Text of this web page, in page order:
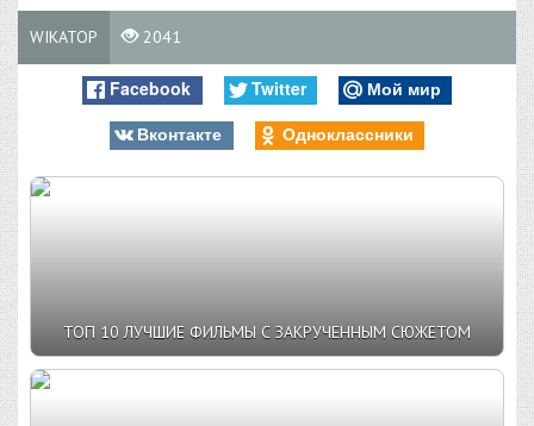
WIKATOP 2041
Facebook Twitter
Мой мир
Вконтакте
Одноклассники
ТОП 10 ЛУЧШИЕ ФИЛЬМЫ С ЗАКРУЧЕННЫМ СЮЖЕТОМ